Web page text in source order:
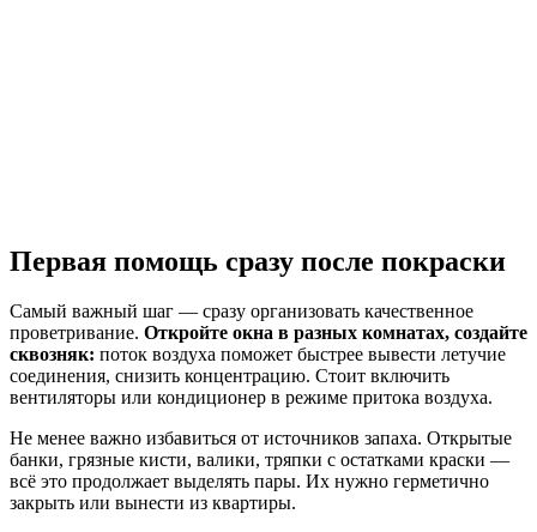
Первая помощь сразу после покраски
Самый важный шаг — сразу организовать качественное
проветривание. Откройте окна в разных комнатах, создайте
сквозняк: поток воздуха поможет быстрее вывести летучие
соединения, снизить концентрацию. Стоит включить
вентиляторы или кондиционер в режиме притока воздуха.
Не менее важно избавиться от источников запаха. Открытые
банки, грязные кисти, валики, тряпки с остатками краски —
всё это продолжает выделять пары. Их нужно герметично
закрыть или вынести из квартиры.